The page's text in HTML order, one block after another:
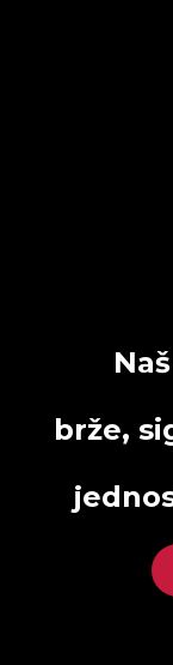
brže,